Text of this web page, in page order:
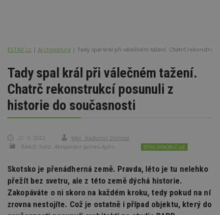
ESTAV.cz Architektura Tady spal král při válečném tažení. Chatrč
Tady spal král při válečném tažení.
Chatrč rekonstrukcí posunuli z
historie do současnosti
21. 5. 2022
Mgr. Radomír Dohnal
BARD, foto: Alexander James-Aylin
ESTAV DOPORUČUJE
Skotsko je přenádherná země. Pravda, léto je tu nelehko
přežít bez svetru, ale z této země dýchá historie.
Zakopáváte o ni skoro na každém kroku, tedy pokud na ní
zrovna nestojíte. Což je ostatně i případ objektu, který do